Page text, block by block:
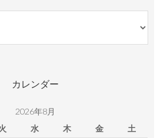
カレンダー
2026年8月
水 木 金 土